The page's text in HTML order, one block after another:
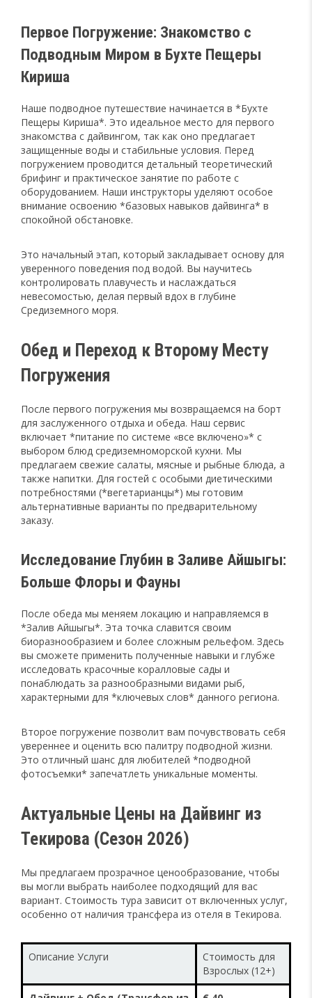
Первое Погружение: Знакомство с
Подводным Миром в Бухте Пещеры
Кириша
Наше подводное путешествие начинается в *Бухте
Пещеры Кириша*. Это идеальное место для первого
знакомства с дайвингом, так как оно предлагает
защищенные воды и стабильные условия. Перед
погружением проводится детальный теоретический
брифинг и практическое занятие по работе с
оборудованием. Наши инструкторы уделяют особое
внимание освоению *базовых навыков дайвинга* в
спокойной обстановке.
Это начальный этап, который закладывает основу для
уверенного поведения под водой. Вы научитесь
контролировать плавучесть и наслаждаться
невесомостью, делая первый вдох в глубине
Средиземного моря.
Обед и Переход к Второму Месту
Погружения
После первого погружения мы возвращаемся на борт
для заслуженного отдыха и обеда. Наш сервис
включает *питание по системе «все включено»* с
выбором блюд средиземноморской кухни. Мы
предлагаем свежие салаты, мясные и рыбные блюда, а
также напитки. Для гостей с особыми диетическими
потребностями (*вегетарианцы*) мы готовим
альтернативные варианты по предварительному
заказу.
Исследование Глубин в Заливе Айшыгы:
Больше Флоры и Фауны
После обеда мы меняем локацию и направляемся в
*Залив Айшыгы*. Эта точка славится своим
биоразнообразием и более сложным рельефом. Здесь
вы сможете применить полученные навыки и глубже
исследовать красочные коралловые сады и
понаблюдать за разнообразными видами рыб,
характерными для *ключевых слов* данного региона.
Второе погружение позволит вам почувствовать себя
увереннее и оценить всю палитру подводной жизни.
Это отличный шанс для любителей *подводной
фотосъемки* запечатлеть уникальные моменты.
Актуальные Цены на Дайвинг из
Текирова (Сезон 2026)
Мы предлагаем прозрачное ценообразование, чтобы
вы могли выбрать наиболее подходящий для вас
вариант. Стоимость тура зависит от включенных услуг,
особенно от наличия трансфера из отеля в Текирова.
Описание Услуги
Стоимость для
Взрослых (12+)